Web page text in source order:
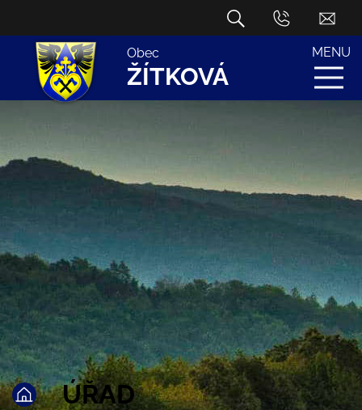
Obec
ŽÍTKOVÁ
MENU
ÚŘAD